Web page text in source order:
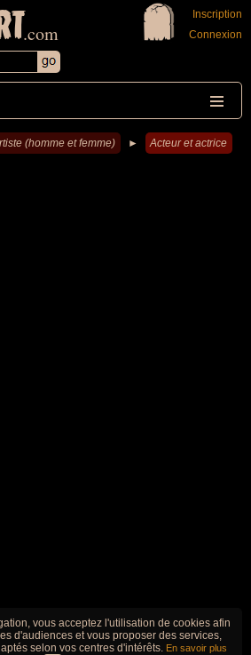
.com
Inscription
Connexion
(homme et femme) ► Acteur et actrice
vous acceptez l'utilisation de cookies afin
d'audiences et vous proposer des services,
selon vos centres d'intérêts. En savoir plus